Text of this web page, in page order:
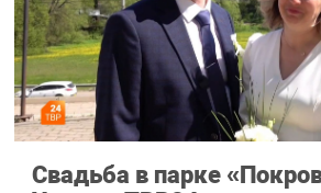
Свадьба в парке